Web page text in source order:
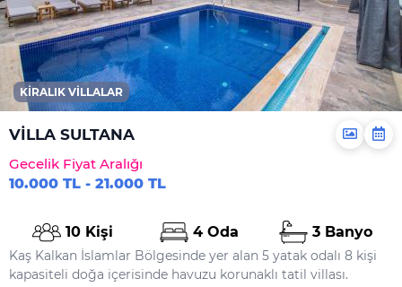
KIRALIK VILLALAR
VİLLA SULTANA
Gecelik Fiyat Aralığı
10.000 TL - 21.000 TL
10 Kişi 4 Oda 3 Banyo
Kaş Kalkan İslamlar Bölgesinde yer alan 5 yatak odalı 8 kişi
kapasiteli doğa içerisinde havuzu korunaklı tatil villası.